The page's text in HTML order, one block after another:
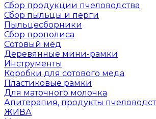
Сбор продукции пчеловодства
Сбор пыльцы и перги
Пыльцесборники
Сбор прополиса
Сотовый мёд
Деревянные мини-рамки
Инструменты
Коробки для сотового меда
Пластиковые рамки
Для маточного молочка
Апитерапия, продукты
ЖИВА